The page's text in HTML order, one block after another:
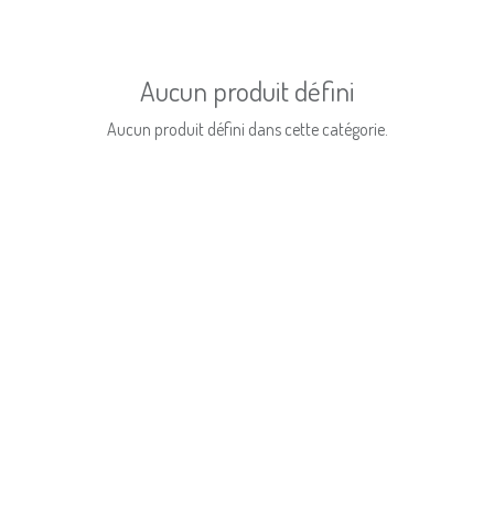
Aucun produit défini
Aucun produit défini dans cette catégorie.